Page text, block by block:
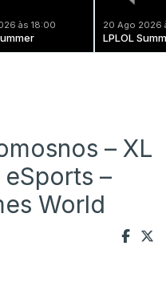
às 18:00 20 Ago 2026
LPLOL
– XL
–
World